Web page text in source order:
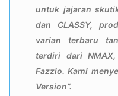
untuk jajaran
dan CLASSY,
varian terbaru
terdiri dari
Fazzio. Kami
Version”.